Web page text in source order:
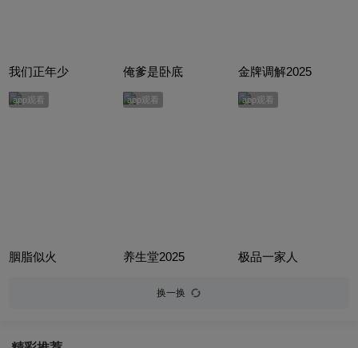
我们正年少 俺爹是卧底 金牌调解2025
app观看
胭脂似火
app观看
养生堂2025
app观看
极品一家人
换一换